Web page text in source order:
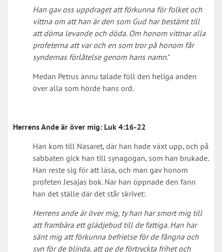
Han gav oss uppdraget att förkunna för folket och
vittna om att han är den som Gud har bestämt till
att döma levande och döda. Om honom vittnar alla
profeterna att var och en som tror på honom får
syndernas förlåtelse genom hans namn."
Medan Petrus ännu talade föll den heliga anden
över alla som hörde hans ord.
Herrens Ande är över mig: Luk 4:16-22
Han kom till Nasaret, där han hade växt upp, och på
sabbaten gick han till synagogan, som han brukade.
Han reste sig för att läsa, och man gav honom
profeten Jesajas bok. När han öppnade den fann
han det ställe där det står skrivet:
Herrens ande är över mig, ty han har smort mig till
att frambära ett glädjebud till de fattiga. Han har
sänt mig att förkunna befrielse för de fångna och
syn för de blinda, att ge de förtryckta frihet och